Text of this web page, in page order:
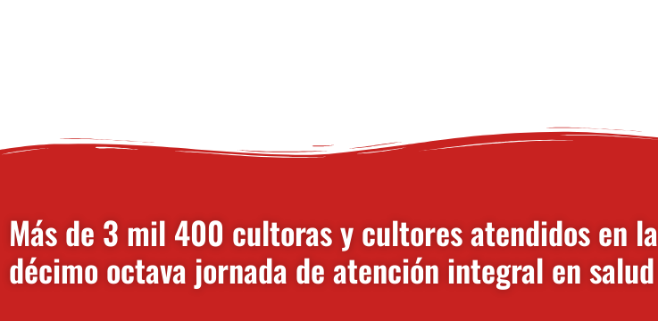
Más de 3 mil 400 cultoras y cultores atendidos en la
décimo octava jornada de atención integral en salud